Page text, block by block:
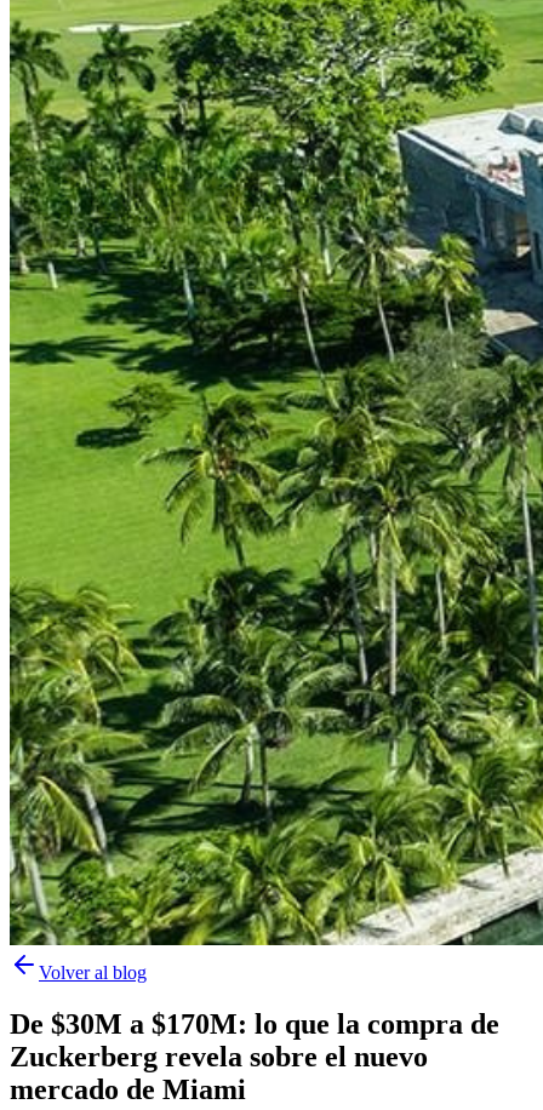
Volver al blog
De $30M a $170M: lo que la compra de
Zuckerberg revela sobre el nuevo
mercado de Miami